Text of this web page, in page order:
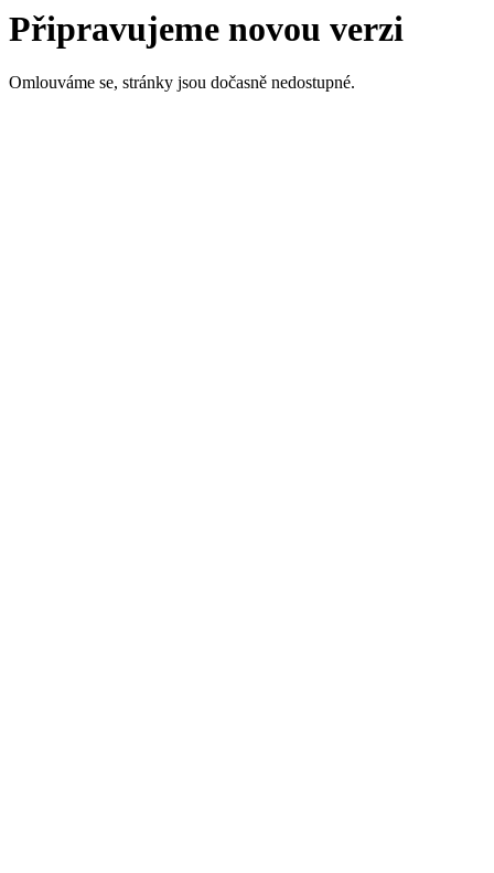
Připravujeme novou verzi
Omlouváme se, stránky jsou dočasně nedostupné.